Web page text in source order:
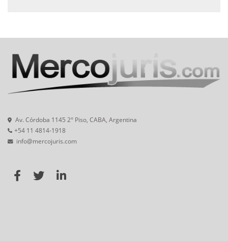
Av. Córdoba 1145 2° Piso, CABA, Argentina
+54 11 4814-1918
info@mercojuris.com